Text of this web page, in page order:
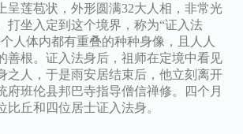
呈莲苞状，外形圆满32大人相，非常光
打坐入定到这个境界，称为“证入法
人体内都有重叠的种种身像，且人人
善根。证入法身后，祖师在定境中看见
之人，于是雨安居结束后，他立刻离开
府班伦县邦巴寺指导僧信禅修。四个月
比丘和四位居士证入法身。